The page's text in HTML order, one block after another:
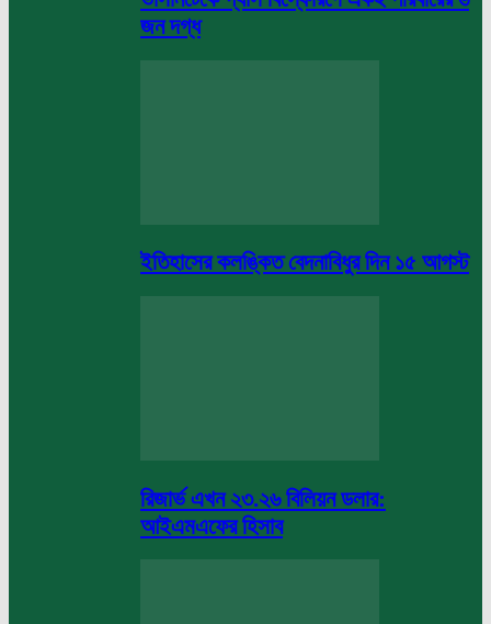
জন দগ্ধ
ইতিহাসের কলঙ্কিত বেদনাবিধুর দিন ১৫ আগস্ট
রিজার্ভ এখন ২৩.২৬ বিলিয়ন ডলার:
আইএমএফের হিসাব